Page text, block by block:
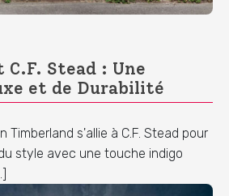
Stead : Une
et de Durabilité
Timberland s'allie à C.F. Stead pour
style avec une touche indigo